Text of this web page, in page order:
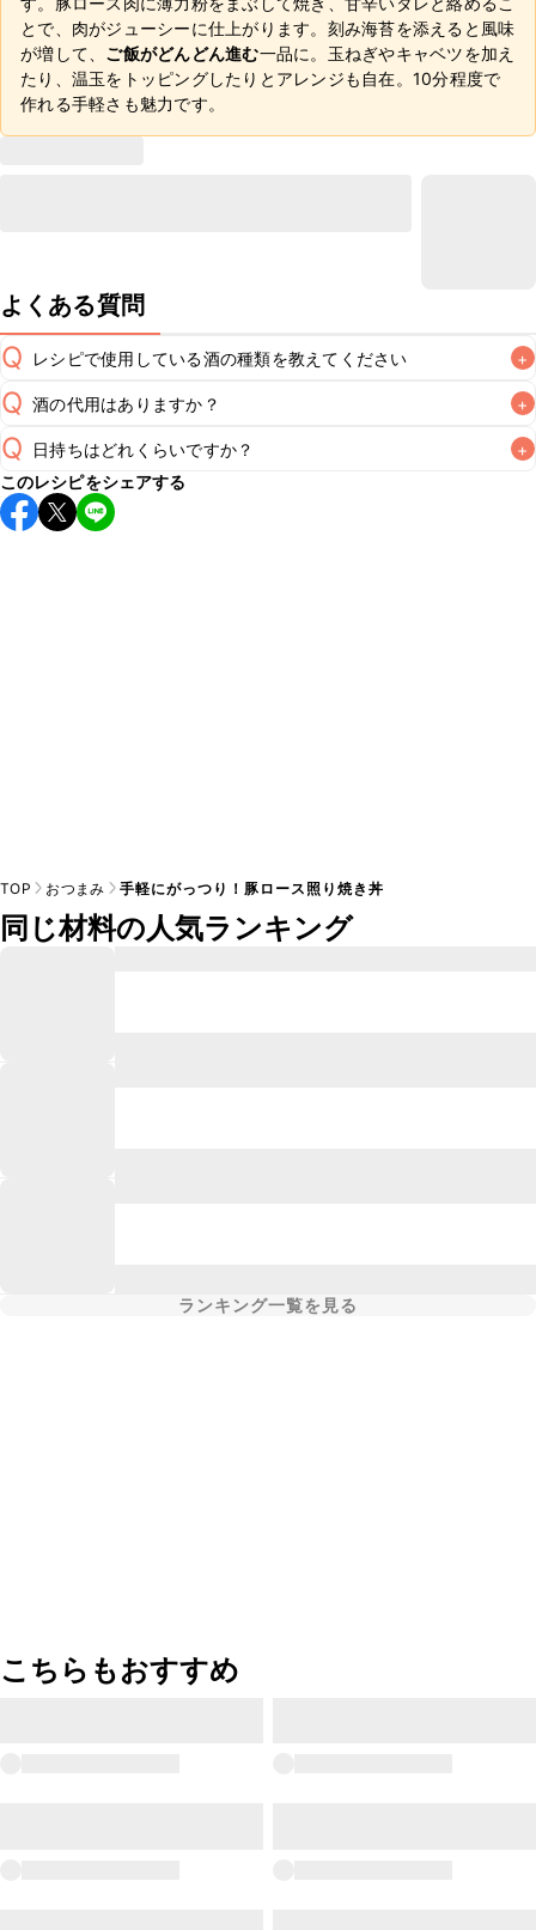
とで、肉がジューシーに仕上がります。刻み海苔を添えると風味
が増して、 ご飯がどんどん進む一品に。玉ねぎやキャベツを加え
たり、温玉をトッピングしたりとアレンジも自在。10分程度で
作れる手軽さも魅力です。
よくある質問
Q レシピで使用している酒の種類を教えてください +
A
Q 酒の代用はありますか？ +
A
Q 日持ちはどれくらいですか？ +
こちらのレシピは出来たてをお召し上がりいただくことをお
すすめします。
このレシピをシェアする
TOP おつまみ 手軽にがっつり！豚ロース照り焼き丼
同じ材料の人気ランキング
ランキング一覧を見る
こちらもおすすめ